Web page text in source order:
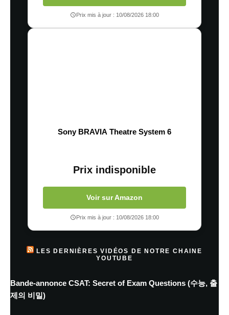
Prix mis à jour : 10/08/2026 18:00
Sony BRAVIA Theatre System 6
Prix indisponible
Voir sur Amazon
Prix mis à jour : 10/08/2026 18:00
LES DERNIÈRES VIDÉOS DE NOTRE CHAINE
YOUTUBE
Bande-annonce CSAT: Secret of Exam Questions (수능, 출
제의 비밀)